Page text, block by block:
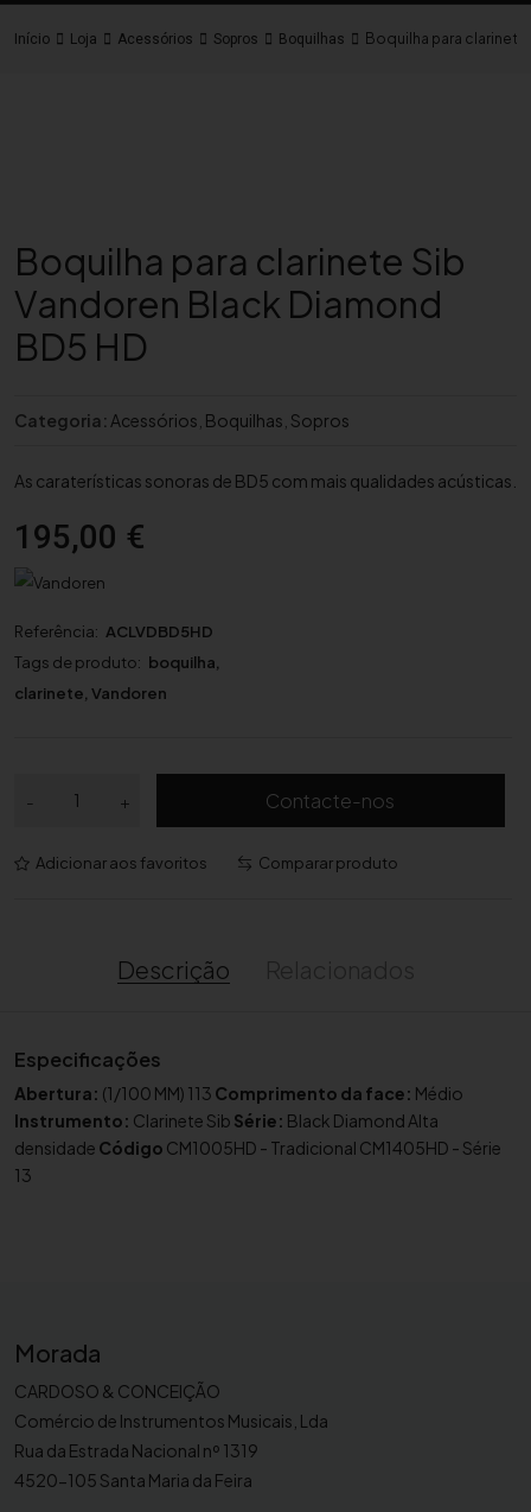
Início Loja Acessórios Sopros Boquilhas Boquilha para
Boquilha para clarinete Sib
Vandoren Black Diamond
BD5 HD
Categoria: Acessórios Boquilhas Sopros
As caraterísticas sonoras de BD5 com mais qualidades acústicas.
195,00 €
Referência: ACLVDBD5HD
Tags de produto: boquilha,
clarinete, Vandoren
-
n
d
e
B
o
q
p
a
r
a
c
+ Contacte-nos
Adicionar aos favoritos Comparar produto
Descrição
Especificações
Abertura: (1/100 MM) 113 Comprimento da face: Médio
Instrumento: Clarinete Sib Série: Black Diamond Alta
densidade Código CM1005HD - Tradicional CM1405HD - Série
13
Morada
CARDOSO & CONCEIÇÃO
Comércio de Instrumentos Musicais, Lda
Rua da Estrada Nacional nº 1319
4520-105 Santa Maria da Feira